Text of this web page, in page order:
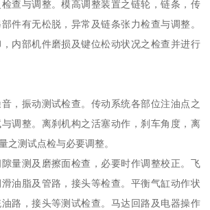
查与调整。模高调整装置之链轮，链条，传
件有无松脱，异常及链条张力检查与调整。
内部机件磨损及键位松动状况之检查并进行
，振动测试检查。传动系统各部位注油点之
调整。离刹机构之活塞动作，刹车角度，离
之测试点检与必要调整。
量测及磨擦面检查，必要时作调整校正。飞
油脂及管路，接头等检查。平衡气缸动作状
路，接头等测试检查。马达回路及电器操作